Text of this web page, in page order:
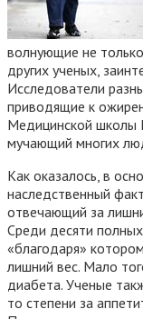
волнующие не
других ученых,
Исследователи
приводящие к
Медицинской школы
мучающий многих
Как оказалось, в
наследственный
отвечающий за
Среди десяти
«благодаря»
лишний вес. Мало
диабета. Ученые
то степени за